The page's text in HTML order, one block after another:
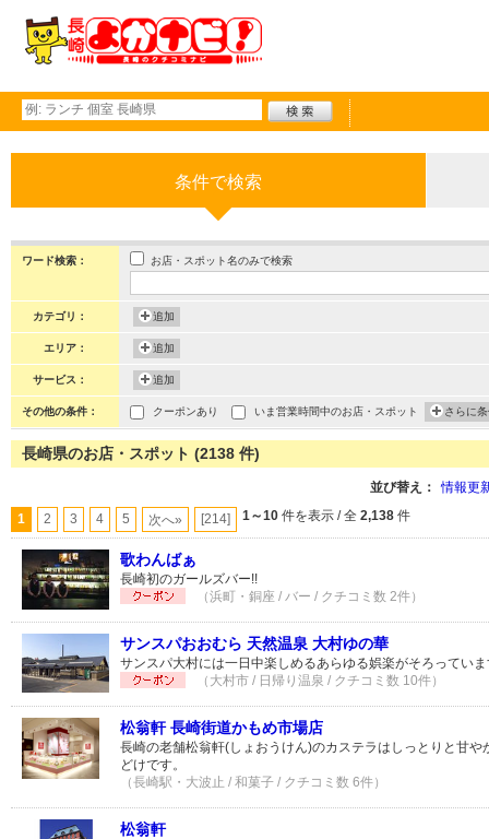
条件で検索
ワード検索： お店・スポット名のみで検索
カテゴリ： 追加
エリア： 追加
サービス： 追加
その他の条件： クーポンあり いま営業時間中のお店・スポット さらに
長崎県のお店・スポット (2138 件)
並び替え： 情報更
1 2 3 4 5 次へ» [214] 1～10 件を表示 / 全 2,138 件
歌わんばぁ
長崎初のガールズバー!!
（浜町・銅座 / バー / クチコミ数 2件）
サンスパおおむら 天然温泉 大村ゆの華
サンスパ大村には一日中楽しめるあらゆる娯楽がそろってい
（大村市 / 日帰り温泉 / クチコミ数 10件）
松翁軒 長崎街道かもめ市場店
長崎の老舗松翁軒(しょおうけん)のカステラはしっとりと甘や
どけです。
（長崎駅・大波止 / 和菓子 / クチコミ数 6件）
松翁軒